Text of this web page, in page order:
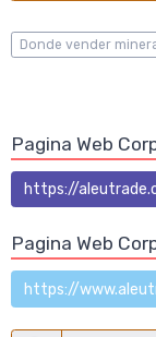
Donde vender
Pagina Web
https://
Pagina Web
https://